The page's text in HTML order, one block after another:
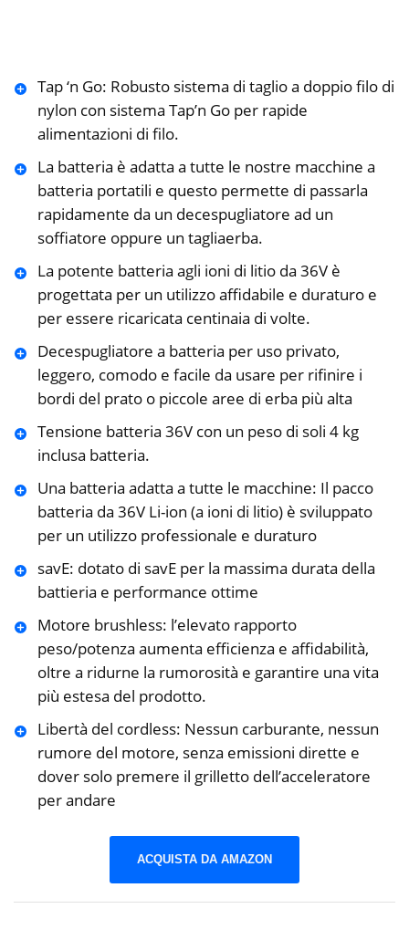
Tap ‘n Go: Robusto sistema di taglio a doppio filo di
nylon con sistema Tap’n Go per rapide
alimentazioni di filo.
La batteria è adatta a tutte le nostre macchine a
batteria portatili e questo permette di passarla
rapidamente da un decespugliatore ad un
soffiatore oppure un tagliaerba.
La potente batteria agli ioni di litio da 36V è
progettata per un utilizzo affidabile e duraturo e
per essere ricaricata centinaia di volte.
Decespugliatore a batteria per uso privato,
leggero, comodo e facile da usare per rifinire i
bordi del prato o piccole aree di erba più alta
Tensione batteria 36V con un peso di soli 4 kg
inclusa batteria.
Una batteria adatta a tutte le macchine: Il pacco
batteria da 36V Li-ion (a ioni di litio) è sviluppato
per un utilizzo professionale e duraturo
savE: dotato di savE per la massima durata della
battieria e performance ottime
Motore brushless: l’elevato rapporto
peso/potenza aumenta efficienza e affidabilità,
oltre a ridurne la rumorosità e garantire una vita
più estesa del prodotto.
Libertà del cordless: Nessun carburante, nessun
rumore del motore, senza emissioni dirette e
dover solo premere il grilletto dell’acceleratore
per andare
ACQUISTA DA AMAZON